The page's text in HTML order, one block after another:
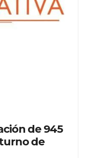
de 945
de